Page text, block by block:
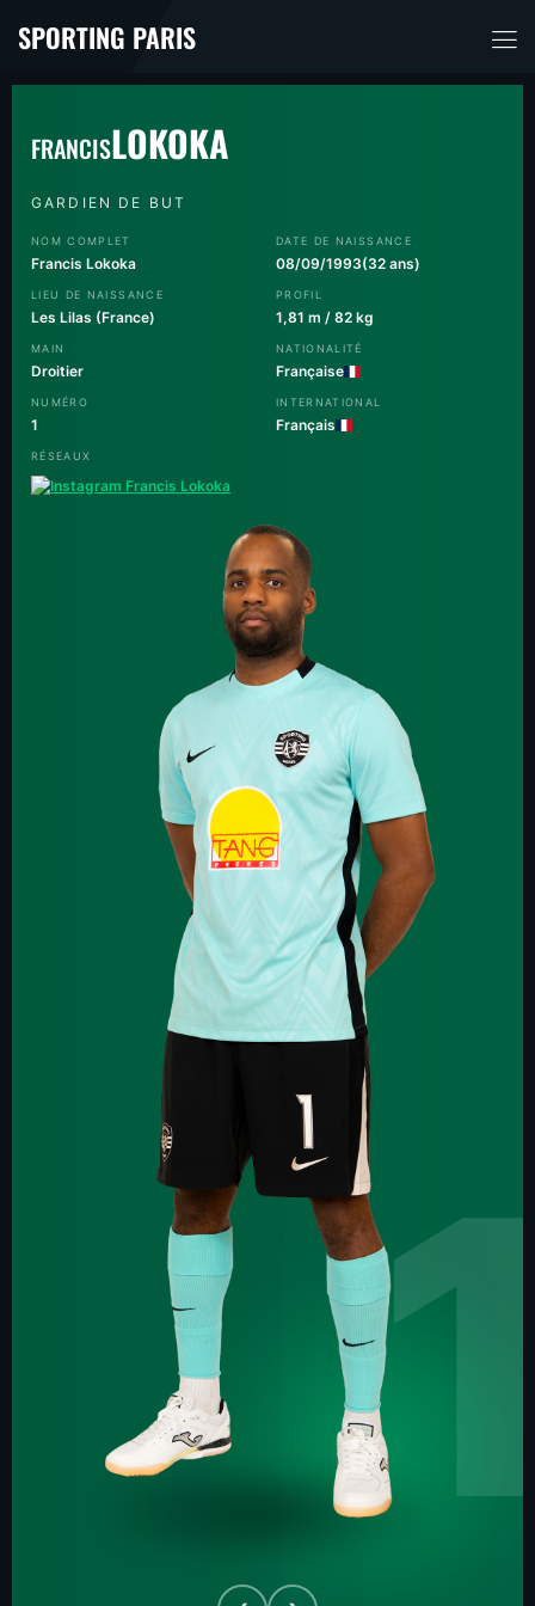
SPORTING PARIS
FRANCISLOKOKA
GARDIEN DE BUT
NOM COMPLET
Francis Lokoka
DATE DE NAISSANCE
08/09/1993(32 ans)
LIEU DE NAISSANCE
Les Lilas (France)
PROFIL
1,81 m / 82 kg
MAIN
Droitier
NATIONALITÉ
Française
NUMÉRO
1
INTERNATIONAL
Français
RÉSEAUX